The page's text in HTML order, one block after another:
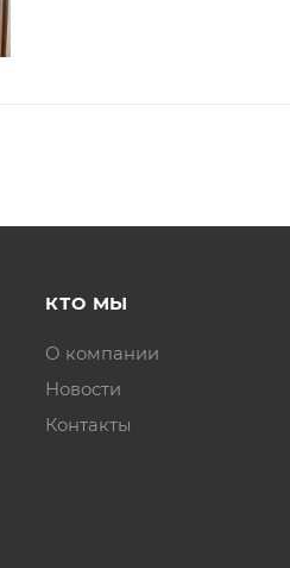
КТО МЫ
О компании
Новости
Контакты